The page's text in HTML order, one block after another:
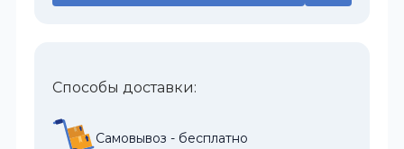
Способы доставки:
Самовывоз - бесплатно